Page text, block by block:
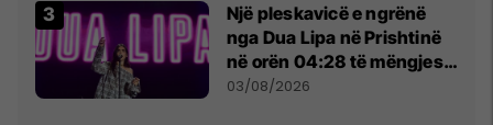
Një pleskavicë e ngrënë
nga Dua Lipa në Prishtinë
në orën 04:28 të mëngjesit
- dhe bota digjitale serbe
03/08/2026